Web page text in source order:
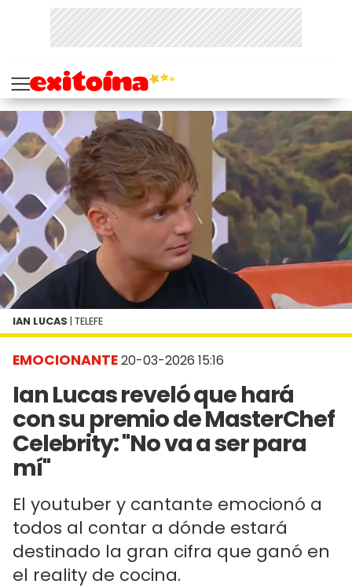
EMOCIONANTE20-03-2026 15:16
Ian Lucas reveló que hará
con su premio de MasterChef
Celebrity: "No va a ser para
mí"
El youtuber y cantante emocionó a
todos al contar a dónde estará
destinado la gran cifra que ganó en
el reality de cocina.
IAN LUCAS | TELEFE